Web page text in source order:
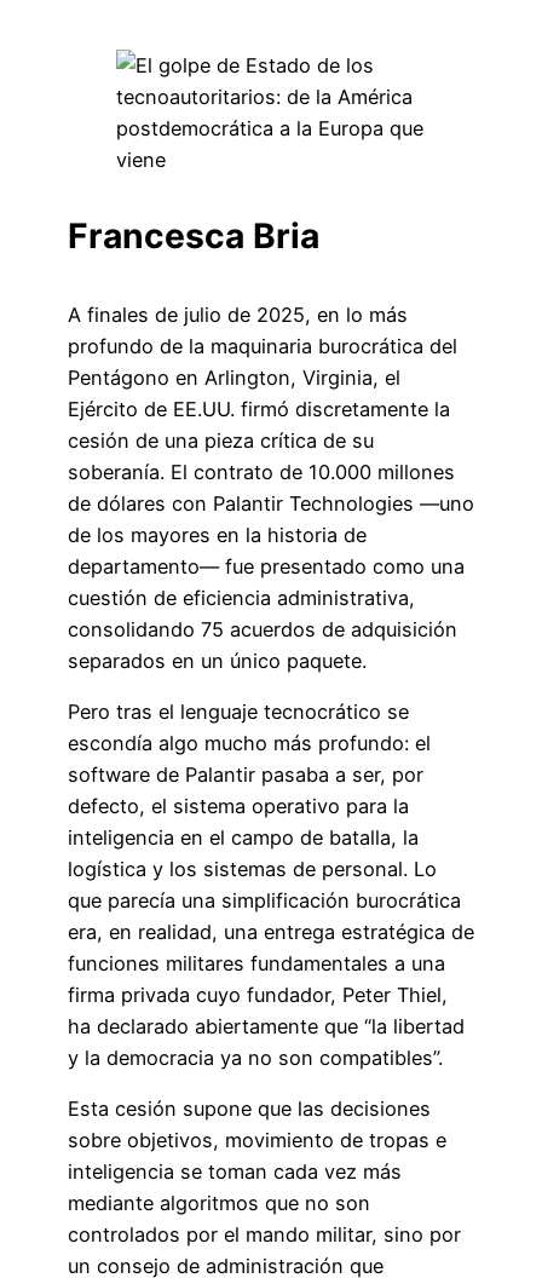
Francesca Bria
A finales de julio de 2025, en lo más
profundo de la maquinaria burocrática del
Pentágono en Arlington, Virginia, el
Ejército de EE.UU. firmó discretamente la
cesión de una pieza crítica de su
soberanía. El contrato de 10.000 millones
de dólares con Palantir Technologies —uno
de los mayores en la historia de
departamento— fue presentado como una
cuestión de eficiencia administrativa,
consolidando 75 acuerdos de adquisición
separados en un único paquete.
Pero tras el lenguaje tecnocrático se
escondía algo mucho más profundo: el
software de Palantir pasaba a ser, por
defecto, el sistema operativo para la
inteligencia en el campo de batalla, la
logística y los sistemas de personal. Lo
que parecía una simplificación burocrática
era, en realidad, una entrega estratégica de
funciones militares fundamentales a una
firma privada cuyo fundador, Peter Thiel,
ha declarado abiertamente que “la libertad
y la democracia ya no son compatibles”.
Esta cesión supone que las decisiones
sobre objetivos, movimiento de tropas e
inteligencia se toman cada vez más
mediante algoritmos que no son
controlados por el mando militar, sino por
un consejo de administración que